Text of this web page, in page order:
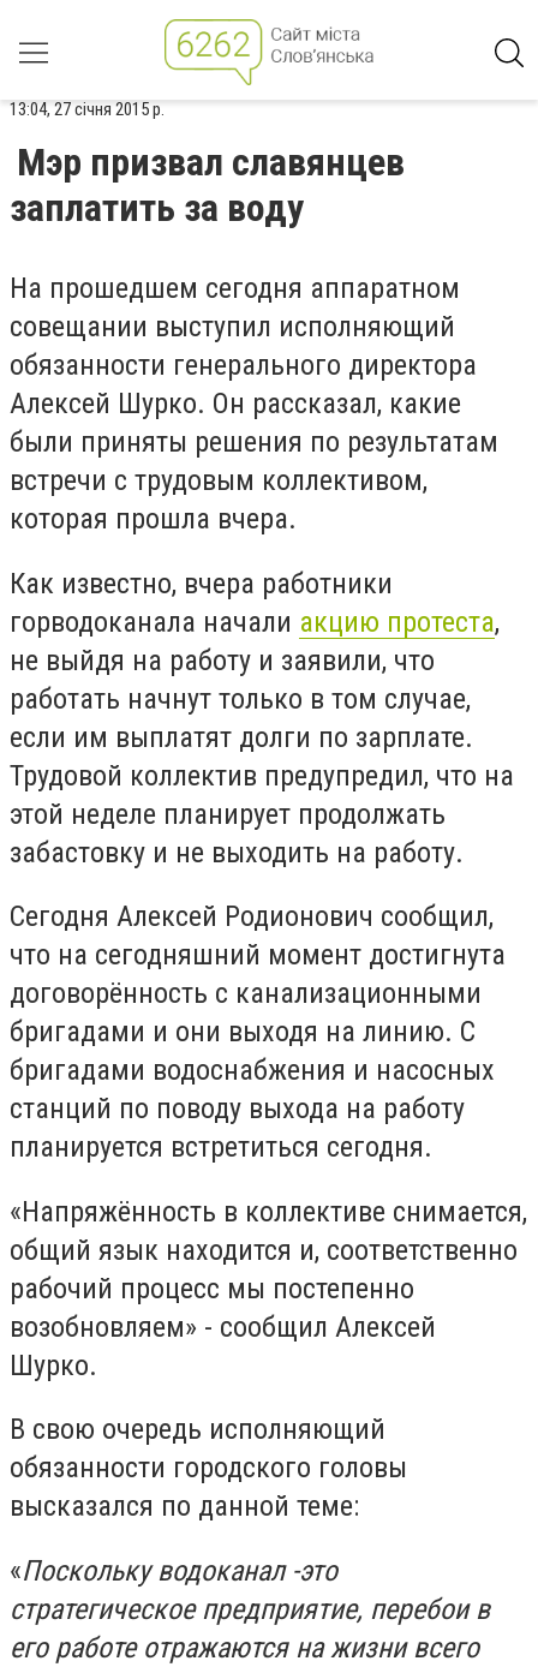
13:04, 27 січня 2015 р.
Мэр призвал славянцев
заплатить за воду
На прошедшем сегодня аппаратном
совещании выступил исполняющий
обязанности генерального директора
Алексей Шурко. Он рассказал, какие
были приняты решения по результатам
встречи с трудовым коллективом,
которая прошла вчера.
Как известно, вчера работники
горводоканала начали акцию протеста,
не выйдя на работу и заявили, что
работать начнут только в том случае,
если им выплатят долги по зарплате.
Трудовой коллектив предупредил, что на
этой неделе планирует продолжать
забастовку и не выходить на работу.
Сегодня Алексей Родионович сообщил,
что на сегодняшний момент достигнута
договорённость с канализационными
бригадами и они выходя на линию. С
бригадами водоснабжения и насосных
станций по поводу выхода на работу
планируется встретиться сегодня.
«Напряжённость в коллективе снимается,
общий язык находится и, соответственно
рабочий процесс мы постепенно
возобновляем» - сообщил Алексей
Шурко.
В свою очередь исполняющий
обязанности городского головы
высказался по данной теме:
«Поскольку водоканал -это
стратегическое предприятие, перебои в
его работе отражаются на жизни всего